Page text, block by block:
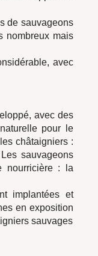
de sauvageons
nombreux mais
avec
avec des
pour le
châtaigniers :
sauvageons
nourricière : la
implantées et
en exposition
sauvages